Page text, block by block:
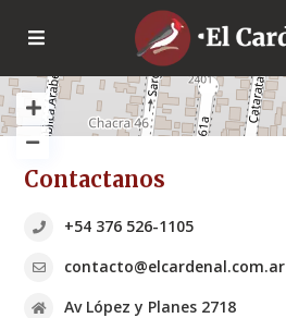
Contactanos
+54 376 526-1105
contacto@elcardenal.com.ar
Av López y Planes 2718